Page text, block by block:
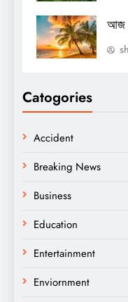
আজ
Catogories
Accident
Breaking News
Business
Education
Entertainment
Enviornment